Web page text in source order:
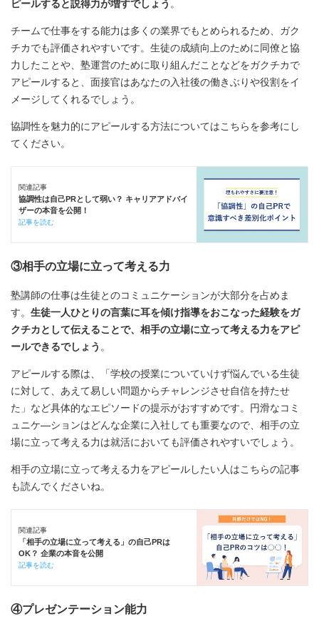
ピールすると説得力が増すでしょう 。
チームで仕事をする能力は多くの業界でもとめられるため、ガク
チカでも評価されやすいです。生徒の成績向上のために同僚と協
力したことや、塾運営のために取り組んだことなどをガクチカで
アピールすると、面接官はあなたの入社後の働きぶりや役割をイ
メージしてくれるでしょう。
協調性を魅力的にアピールする方法についてはこちらを参考にし
てください。
関連記事
協調性は自己PRとして弱い？ キャリアアドバイ
ザーの本音を公開！
記事を読む
③相手の立場に立って考える力
塾講師の仕事は生徒とのコミュニケーションが大部分を占めま
す。 生徒一人ひとりの言葉に耳を傾け指導をおこなった経験をガ
クチカとして伝えることで、相手の立場に立って考える力をアピ
ールできるでしょう 。
アピールする際は、「学校の授業についていけず悩んでいる生徒
に対して、あえて易しい問題からチャレンジさせ自信を持たせ
た」など具体的なエピソードの提示がおすすめです。円滑なコミ
ュニケ―ションはどんな企業に入社しても重要なので、相手の立
場に立って考える力は就活においても評価されやすいでしょう。
相手の立場に立って考える力をアピールしたい人はこちらの記事
も読んでくださいね。
関連記事
「相手の立場に立って考える」の自己PRは
OK？ 企業の本音を公開
記事を読む
④プレゼンテーション能力